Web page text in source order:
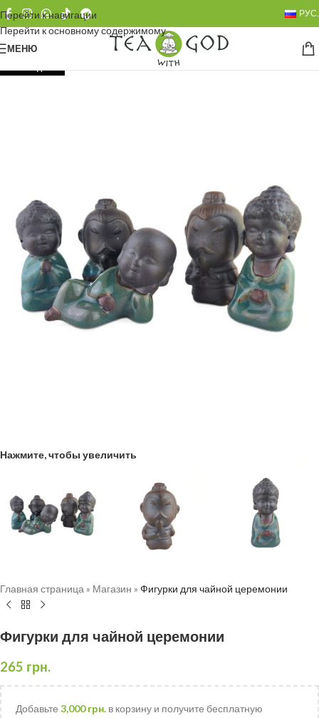
Перейти к навигации
Перейти к основному содержимому
РУС.
МЕНЮ
Нажмите, чтобы увеличить
Главная страница » Магазин » Фигурки для чайной церемонии
Фигурки для чайной церемонии
265 грн.
Добавьте 3,000грн. в корзину и получите бесплатную